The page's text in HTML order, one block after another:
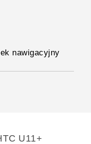
nawigacyjny
U11+